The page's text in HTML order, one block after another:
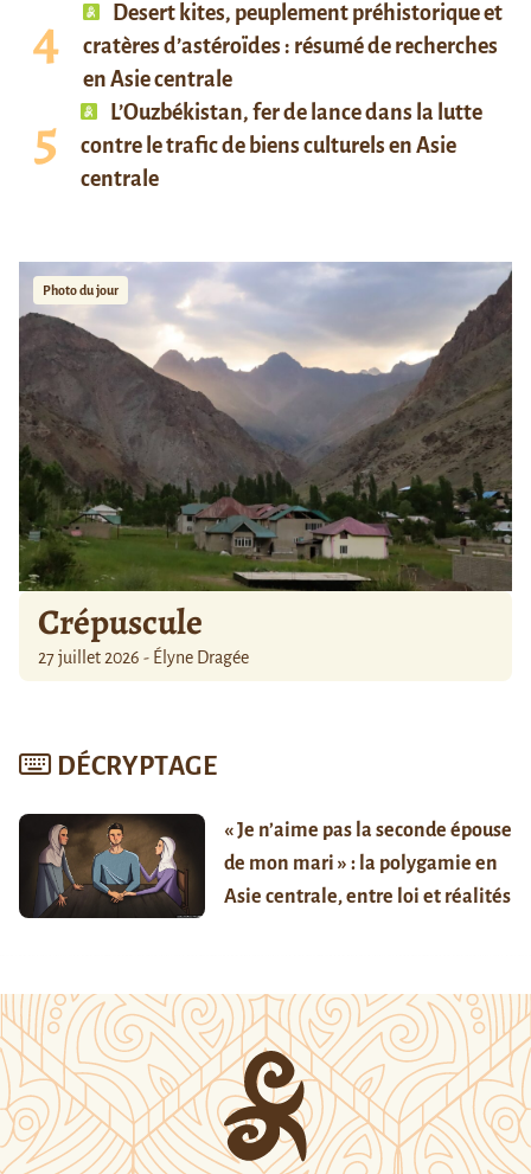
Desert kites, peuplement préhistorique et
cratères d’astéroïdes : résumé de recherches
en Asie centrale
L’Ouzbékistan, fer de lance dans la lutte
contre le trafic de biens culturels en Asie
centrale
Photo du jour
Crépuscule
27 juillet 2026 - Élyne Dragée
DÉCRYPTAGE
« Je n’aime pas la seconde épouse
de mon mari » : la polygamie en
Asie centrale, entre loi et réalités